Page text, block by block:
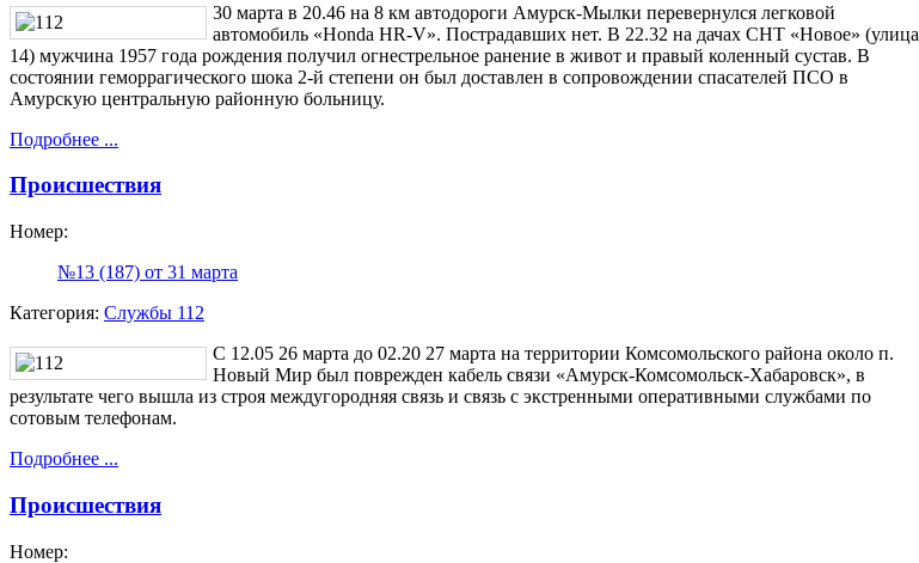
30 марта в 20.46 на 8 км автодороги Амурск-Мылки перевернулся легковой
автомобиль «Honda HR-V». Пострадавших нет. В 22.32 на дачах СНТ «Новое» (улица
14) мужчина 1957 года рождения получил огнестрельное ранение в живот и правый коленный сустав. В
состоянии геморрагического шока 2-й степени он был доставлен в сопровождении спасателей ПСО в
Амурскую центральную районную больницу.
Подробнее ...
Происшествия
Номер:
№13 (187) от 31 марта
Категория: Службы 112
С 12.05 26 марта до 02.20 27 марта на территории Комсомольского района около п.
Новый Мир был поврежден кабель связи «Амурск-Комсомольск-Хабаровск», в
результате чего вышла из строя междугородняя связь и связь с экстренными оперативными службами по
сотовым телефонам.
Подробнее ...
Происшествия
Номер: